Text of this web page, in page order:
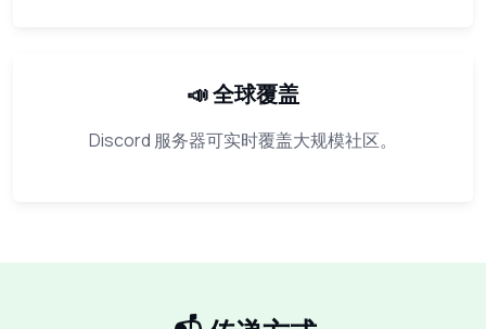
📣 全球覆盖
Discord 服务器可实时覆盖大规模社区。